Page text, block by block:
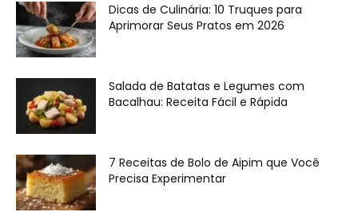
Dicas de Culinária: 10 Truques para
Aprimorar Seus Pratos em 2026
Salada de Batatas e Legumes com
Bacalhau: Receita Fácil e Rápida
7 Receitas de Bolo de Aipim que Você
Precisa Experimentar